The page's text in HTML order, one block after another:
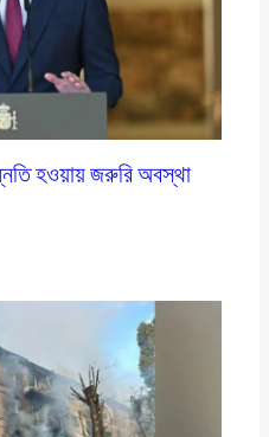
হওয়ায় জরুরি অবস্থা